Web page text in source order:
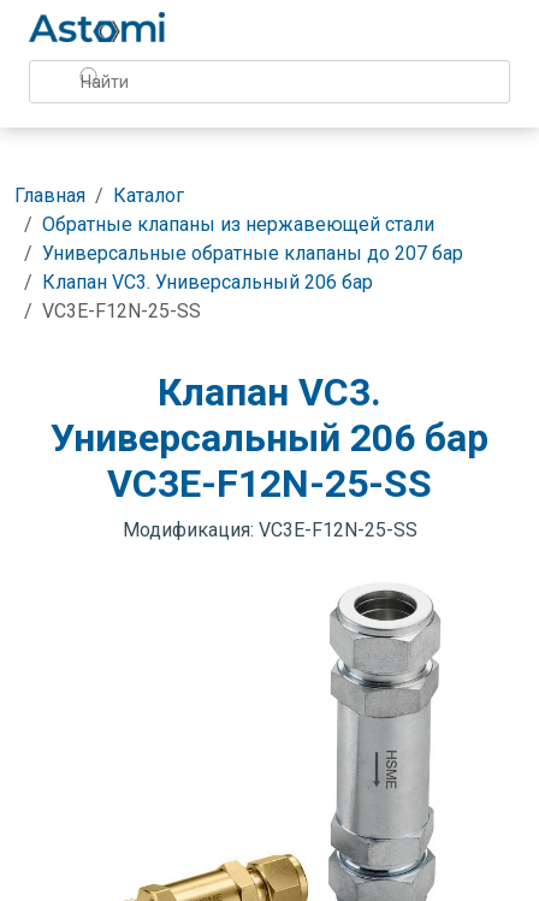
Главная
Каталог
Обратные клапаны из нержавеющей стали
Универсальные обратные клапаны до 207 бар
Клапан VC3. Универсальный 206 бар
VC3E-F12N-25-SS
Клапан VC3.
Универсальный 206 бар
VC3E-F12N-25-SS
Модификация: VC3E-F12N-25-SS